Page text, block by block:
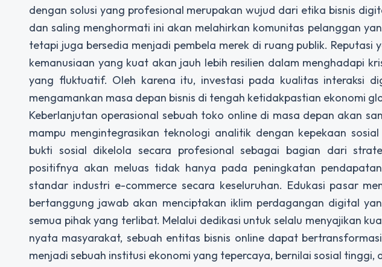
dengan solusi yang profesional merupakan wujud dari etika bisnis
dan saling menghormati ini akan melahirkan komunitas pelanggan
tetapi juga bersedia menjadi pembela merek di ruang publik.
kemanusiaan yang kuat akan jauh lebih resilien dalam menghadapi
yang fluktuatif. Oleh karena itu, investasi pada kualitas interaksi
mengamankan masa depan bisnis di tengah ketidakpastian ekonomi
Keberlanjutan operasional sebuah toko online di masa depan akan
mampu mengintegrasikan teknologi analitik dengan kepekaan
bukti sosial dikelola secara profesional sebagai bagian dari
positifnya akan meluas tidak hanya pada peningkatan
standar industri e-commerce secara keseluruhan. Edukasi pasar
bertanggung jawab akan menciptakan iklim perdagangan digital
semua pihak yang terlibat. Melalui dedikasi untuk selalu menyajikan
nyata masyarakat, sebuah entitas bisnis online dapat
menjadi sebuah institusi ekonomi yang tepercaya, bernilai sosial